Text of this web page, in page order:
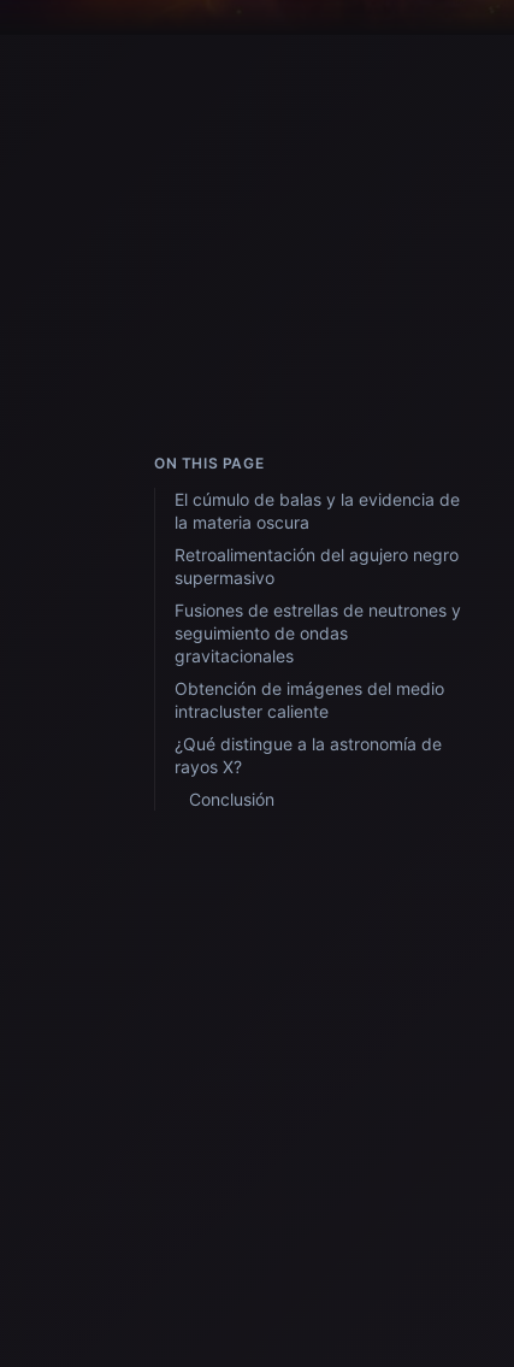
ON THIS PAGE
El cúmulo de balas y la evidencia de
la materia oscura
Retroalimentación del agujero negro
supermasivo
Fusiones de estrellas de neutrones y
seguimiento de ondas
gravitacionales
Obtención de imágenes del medio
intracluster caliente
¿Qué distingue a la astronomía de
rayos X?
Conclusión